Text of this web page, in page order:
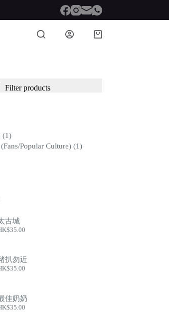
Shopping
Filter products
(1)
Popular Culture)(1)
古城
35.00
扒勿近
35.00
佳奶奶
35.00